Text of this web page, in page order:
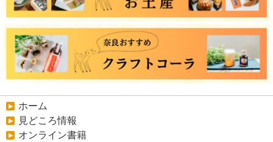
ホーム
見どころ情報
オンライン書籍